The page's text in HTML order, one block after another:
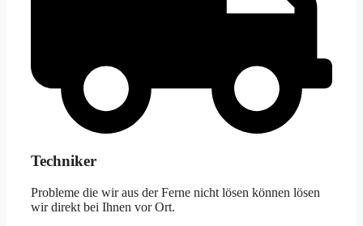
Techniker
Probleme die wir aus der Ferne nicht lösen können lösen
wir direkt bei Ihnen vor Ort.